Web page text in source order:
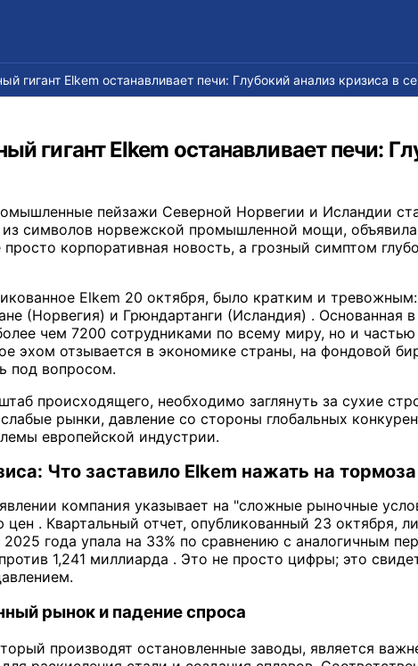
гигант Elkem останавливает печи: Глубокий анализ кризиса в
гигант Elkem останавливает печи:
пейзажи Северной Норвегии и Исландии
символов норвежской промышленной мощи,
корпоративная новость, а грозный симптом
Elkem 20 октября, было кратким и
(Норвегия) и Грюндартанги (Исландия) . Основанная
чем 7200 сотрудниками по всему миру, но и
эхом отзывается в экономике страны, на фондовой
под вопросом.
происходящего, необходимо заглянуть за сухие
рынки, давление со стороны глобальных
европейской индустрии.
Что заставило Elkem нажать на тормоза
компания указывает на "сложные рыночные
цен . Квартальный отчет, опубликованный 23 октября,
2025 года упала на 33% по сравнению с аналогичным
1,241 миллиарда . Это не просто цифры; это
рынок и падение спроса
производят остановленные заводы, является